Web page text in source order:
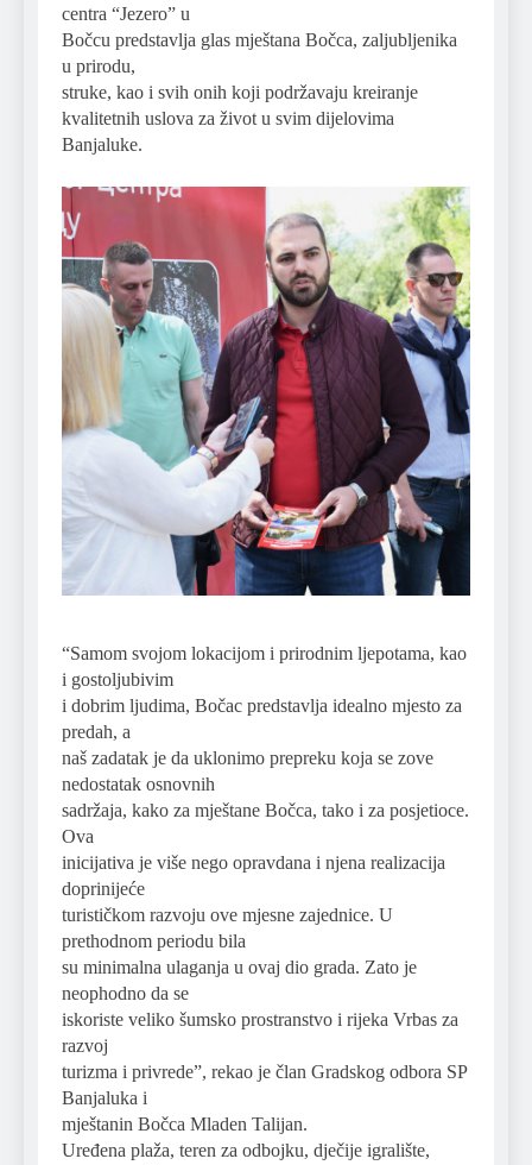
centra “Jezero” u
Bočcu predstavlja glas mještana Bočca, zaljubljenika
u prirodu,
struke, kao i svih onih koji podržavaju kreiranje
kvalitetnih uslova za život u svim dijelovima
Banjaluke.
“Samom svojom lokacijom i prirodnim ljepotama, kao
i gostoljubivim
i dobrim ljudima, Bočac predstavlja idealno mjesto za
predah, a
naš zadatak je da uklonimo prepreku koja se zove
nedostatak osnovnih
sadržaja, kako za mještane Bočca, tako i za posjetioce.
Ova
inicijativa je više nego opravdana i njena realizacija
doprinijeće
turističkom razvoju ove mjesne zajednice. U
prethodnom periodu bila
su minimalna ulaganja u ovaj dio grada. Zato je
neophodno da se
iskoriste veliko šumsko prostranstvo i rijeka Vrbas za
razvoj
turizma i privrede”, rekao je član Gradskog odbora SP
Banjaluka i
mještanin Bočca Mladen Talijan.
Uređena plaža, teren za odbojku, dječije igralište,